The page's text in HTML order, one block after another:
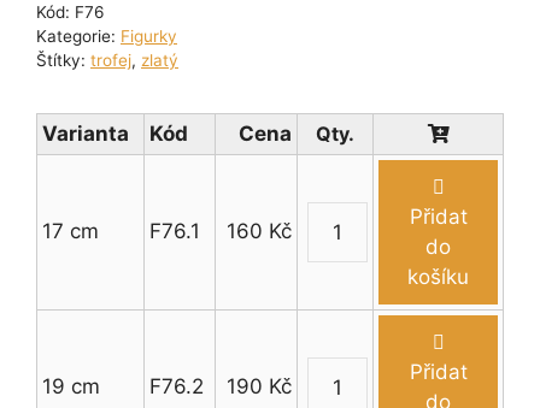
Kód: F76
Kategorie: Figurky
Štítky: trofej, zlatý
Varianta Kód Cena
17 cm F76.1 160 Kč
Figurka
gymnastka
17
21
Přidat
do
košíku
19 cm F76.2 190 Kč
Figurka
Přidat
do